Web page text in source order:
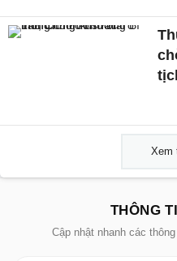
Xem
THÔNG
Cập nhật nhanh các